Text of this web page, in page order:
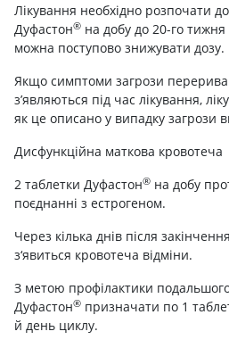
Лікування необхідно розпочати
Дуфастон® на добу до 20-го тижня
можна поступово знижувати дозу.
Якщо симптоми загрози
з’являються під час лікування,
як це описано у випадку загрози
Дисфункційна маткова кровотеча
2 таблетки Дуфастон® на добу
поєднанні з естрогеном.
Через кілька днів після
з‘явиться кровотеча відміни.
З метою профілактики
Дуфастон® призначати по 1
й день циклу.